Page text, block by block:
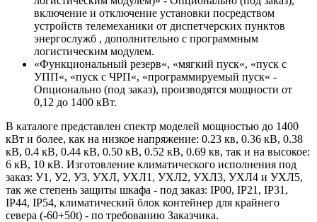
включение и отключение установки посредством
устройств телемеханики от диспетчерских пунктов
энергослужб , дополнительно с программным
логистическим модулем.
«Функциональный резерв«, «мягкий пуск«, «пуск с
УПП«, «пуск с ЧРП«, «программируемый пуск« -
Опционально (под заказ), производятся мощности от
0,12 до 1400 кВт.
В каталоге представлен спектр моделей мощностью до 1400
кВт и более, как на низкое напряжение: 0.23 кв, 0.36 кВ, 0.38
кВ, 0.4 кВ, 0.44 кВ, 0.50 кВ, 0.52 кВ, 0.69 кв, так и на высокое:
6 кВ, 10 кВ. Изготовление климатического исполнения под
заказ: У1, У2, У3, УХЛ, УХЛ1, УХЛ2, УХЛ3, УХЛ4 и УХЛ5,
так же степень защиты шкафа - под заказ: IP00, IP21, IP31,
IP44, IP54, климатический блок контейнер для крайнего
севера (-60+50t) - по требованию Заказчика.